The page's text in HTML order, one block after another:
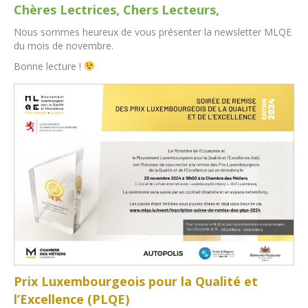
Chères Lectrices, Chers Lecteurs,
Nous sommes heureux de vous présenter la newsletter MLQE
du mois de novembre.
Bonne lecture !
Prix Luxembourgeois pour la Qualité et
l’Excellence (PLQE)